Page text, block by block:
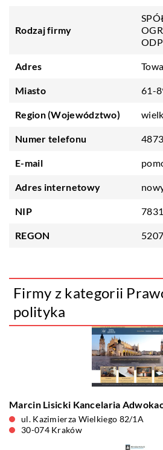
Rodzaj firmy
Adres
Miasto 61-
Region (Województwo)
Numer telefonu
E-mail
Adres internetowy
NIP
REGON
Firmy z kategorii
polityka
Marcin Lisicki Kancelaria
ul. Kazimierza Wielkiego 82/1A
30-074 Kraków